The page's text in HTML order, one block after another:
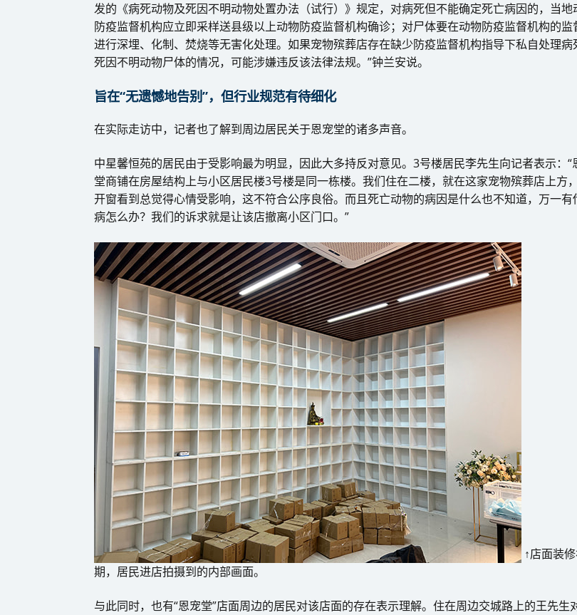
发的《病死动物及死因不明动物处置办法（试行）》规定，对病死但不能确定死亡病因的，当地
防疫监督机构应立即采样送县级以上动物防疫监督机构确诊；对尸体要在动物防疫监督机构的监
进行深埋、化制、焚烧等无害化处理。如果宠物殡葬店存在缺少防疫监督机构指导下私自处理病
死因不明动物尸体的情况，可能涉嫌违反该法律法规。”钟兰安说。
旨在“无遗憾地告别”，但行业规范有待细化
在实际走访中，记者也了解到周边居民关于恩宠堂的诸多声音。
中星馨恒苑的居民由于受影响最为明显，因此大多持反对意见。3号楼居民李先生向记者表示：“
堂商铺在房屋结构上与小区居民楼3号楼是同一栋楼。我们住在二楼，就在这家宠物殡葬店上方
开窗看到总觉得心情受影响，这不符合公序良俗。而且死亡动物的病因是什么也不知道，万一有
病怎么办？我们的诉求就是让该店撤离小区门口。”
↑店面装
期，居民进店拍摄到的内部画面。
与此同时，也有“恩宠堂”店面周边的居民对该店面的存在表示理解。住在周边交城路上的王先生